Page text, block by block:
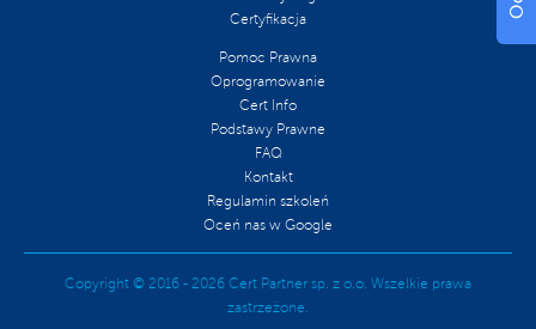
Certyfikacja
Pomoc Prawna
Oprogramowanie
Cert Info
Podstawy Prawne
FAQ
Kontakt
Regulamin szkoleń
Oceń nas w Google
Copyright © 2016 - 2026 Cert Partner sp. z o.o. Wszelkie prawa
zastrzeżone.